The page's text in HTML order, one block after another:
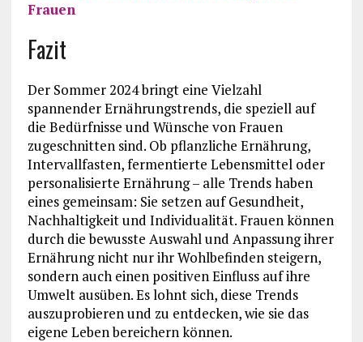
Frauen
Fazit
Der Sommer 2024 bringt eine Vielzahl
spannender Ernährungstrends, die speziell auf
die Bedürfnisse und Wünsche von Frauen
zugeschnitten sind. Ob pflanzliche Ernährung,
Intervallfasten, fermentierte Lebensmittel oder
personalisierte Ernährung – alle Trends haben
eines gemeinsam: Sie setzen auf Gesundheit,
Nachhaltigkeit und Individualität. Frauen können
durch die bewusste Auswahl und Anpassung ihrer
Ernährung nicht nur ihr Wohlbefinden steigern,
sondern auch einen positiven Einfluss auf ihre
Umwelt ausüben. Es lohnt sich, diese Trends
auszuprobieren und zu entdecken, wie sie das
eigene Leben bereichern können.